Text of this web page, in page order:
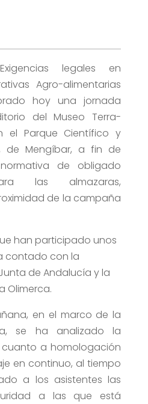
legales en
Agro-alimentarias
hoy una jornada
del Museo Terra-
el Parque Científico y
de Mengíbar, a fin de
de obligado
las almazaras,
de la campaña
han participado unos
contado con la
de Andalucía y la
Olimerca.
en el marco de la
se ha analizado la
a homologación
en continuo, al tiempo
a los asistentes las
a las que está